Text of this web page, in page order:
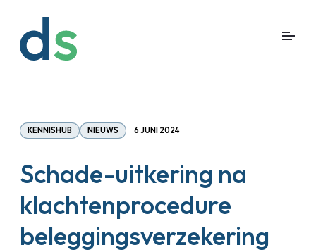
KENNISHUB NIEUWS 6 JUNI 2024
Schade-uitkering na
klachtenprocedure
beleggingsverzekering